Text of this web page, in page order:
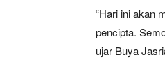
“Hari ini akan
pencipta.
ujar Buya